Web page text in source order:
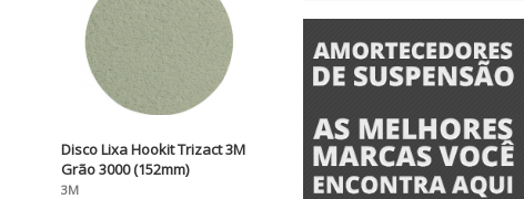
Disco Lixa Hookit Trizact 3M
Grão 3000 (152mm)
3M